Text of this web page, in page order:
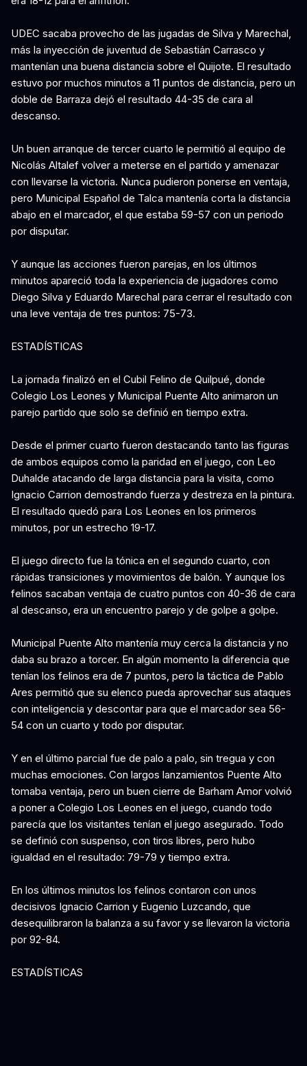
UDEC sacaba provecho de las jugadas de Silva y Marechal,
más la inyección de juventud de Sebastián Carrasco y
mantenían una buena distancia sobre el Quijote. El resultado
estuvo por muchos minutos a 11 puntos de distancia, pero un
doble de Barraza dejó el resultado 44-35 de cara al
descanso.
Un buen arranque de tercer cuarto le permitió al equipo de
Nicolás Altalef volver a meterse en el partido y amenazar
con llevarse la victoria. Nunca pudieron ponerse en ventaja,
pero Municipal Español de Talca mantenía corta la distancia
abajo en el marcador, el que estaba 59-57 con un periodo
por disputar.
Y aunque las acciones fueron parejas, en los últimos
minutos apareció toda la experiencia de jugadores como
Diego Silva y Eduardo Marechal para cerrar el resultado con
una leve ventaja de tres puntos: 75-73.
ESTADÍSTICAS
La jornada finalizó en el Cubil Felino de Quilpué, donde
Colegio Los Leones y Municipal Puente Alto animaron un
parejo partido que solo se definió en tiempo extra.
Desde el primer cuarto fueron destacando tanto las figuras
de ambos equipos como la paridad en el juego, con Leo
Duhalde atacando de larga distancia para la visita, como
Ignacio Carrion demostrando fuerza y destreza en la pintura.
El resultado quedó para Los Leones en los primeros
minutos, por un estrecho 19-17.
El juego directo fue la tónica en el segundo cuarto, con
rápidas transiciones y movimientos de balón. Y aunque los
felinos sacaban ventaja de cuatro puntos con 40-36 de cara
al descanso, era un encuentro parejo y de golpe a golpe.
Municipal Puente Alto mantenía muy cerca la distancia y no
daba su brazo a torcer. En algún momento la diferencia que
tenían los felinos era de 7 puntos, pero la táctica de Pablo
Ares permitió que su elenco pueda aprovechar sus ataques
con inteligencia y descontar para que el marcador sea 56-
54 con un cuarto y todo por disputar.
Y en el último parcial fue de palo a palo, sin tregua y con
muchas emociones. Con largos lanzamientos Puente Alto
tomaba ventaja, pero un buen cierre de Barham Amor volvió
a poner a Colegio Los Leones en el juego, cuando todo
parecía que los visitantes tenían el juego asegurado. Todo
se definió con suspenso, con tiros libres, pero hubo
igualdad en el resultado: 79-79 y tiempo extra.
En los últimos minutos los felinos contaron con unos
decisivos Ignacio Carrion y Eugenio Luzcando, que
desequilibraron la balanza a su favor y se llevaron la victoria
por 92-84.
ESTADÍSTICAS